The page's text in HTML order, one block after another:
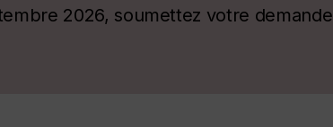
2026, soumettez votre